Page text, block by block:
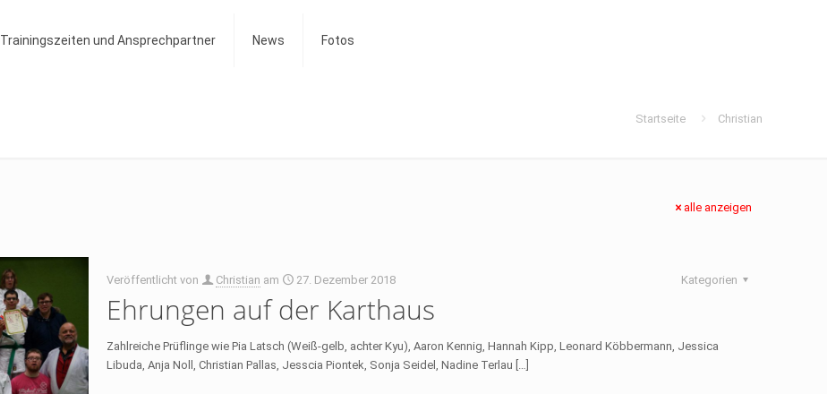
Trainingszeiten und Ansprechpartner News Fotos
Startseite Christian
alle anzeigen
Veröffentlicht von Christian am 27. Dezember 2018 Kategorien
Ehrungen auf der Karthaus
Zahlreiche Prüflinge wie Pia Latsch (Weiß-gelb, achter Kyu), Aaron Kennig, Hannah Kipp, Leonard Köbbermann, Jessica
Libuda, Anja Noll, Christian Pallas, Jesscia Piontek, Sonja Seidel, Nadine Terlau […]